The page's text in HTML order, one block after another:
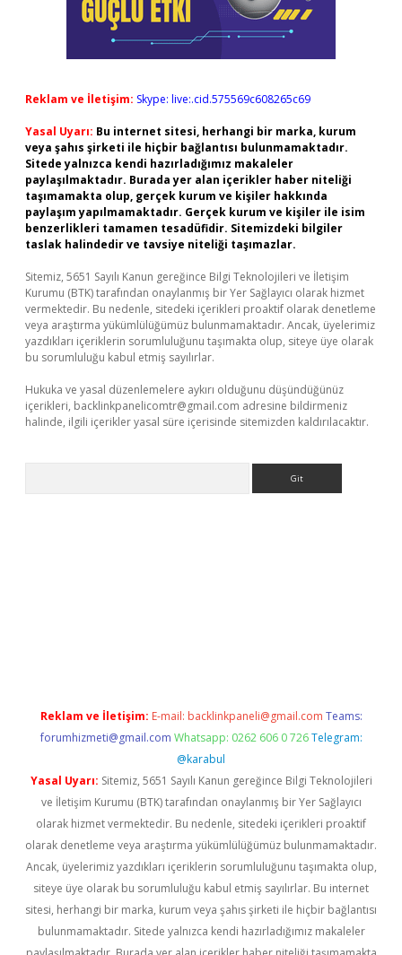
Reklam ve İletişim: Skype: live:.cid.575569c608265c69
Yasal Uyarı: Bu internet sitesi, herhangi bir marka, kurum
veya şahıs şirketi ile hiçbir bağlantısı bulunmamaktadır.
Sitede yalnızca kendi hazırladığımız makaleler
paylaşılmaktadır. Burada yer alan içerikler haber niteliği
taşımamakta olup, gerçek kurum ve kişiler hakkında
paylaşım yapılmamaktadır. Gerçek kurum ve kişiler ile isim
benzerlikleri tamamen tesadüfidir. Sitemizdeki bilgiler
taslak halindedir ve tavsiye niteliği taşımazlar.
Sitemiz, 5651 Sayılı Kanun gereğince Bilgi Teknolojileri ve İletişim
Kurumu (BTK) tarafından onaylanmış bir Yer Sağlayıcı olarak hizmet
vermektedir. Bu nedenle, sitedeki içerikleri proaktif olarak denetleme
veya araştırma yükümlülüğümüz bulunmamaktadır. Ancak, üyelerimiz
yazdıkları içeriklerin sorumluluğunu taşımakta olup, siteye üye olarak
bu sorumluluğu kabul etmiş sayılırlar.
Hukuka ve yasal düzenlemelere aykırı olduğunu düşündüğünüz
içerikleri, backlinkpanelicomtr@gmail.com adresine bildirmeniz
halinde, ilgili içerikler yasal süre içerisinde sitemizden kaldırılacaktır.
Reklam ve İletişim: E-mail: backlinkpaneli@gmail.com Teams:
forumhizmeti@gmail.com Whatsapp: 0262 606 0 726 Telegram:
@karabul
Yasal Uyarı: Sitemiz, 5651 Sayılı Kanun gereğince Bilgi Teknolojileri
ve İletişim Kurumu (BTK) tarafından onaylanmış bir Yer Sağlayıcı
olarak hizmet vermektedir. Bu nedenle, sitedeki içerikleri proaktif
olarak denetleme veya araştırma yükümlülüğümüz bulunmamaktadır.
Ancak, üyelerimiz yazdıkları içeriklerin sorumluluğunu taşımakta olup,
siteye üye olarak bu sorumluluğu kabul etmiş sayılırlar. Bu internet
sitesi, herhangi bir marka, kurum veya şahıs şirketi ile hiçbir bağlantısı
bulunmamaktadır. Sitede yalnızca kendi hazırladığımız makaleler